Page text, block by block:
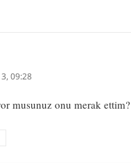
09:28
musunuz onu merak ettim?